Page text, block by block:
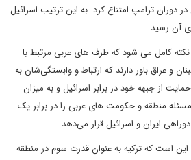
دوران ترامپ امتناع کرد. به این ترتیب اسرائیل
آن رسید.
نکته کامل می شود که طرف های عربی مرتبط با
و عراق باور دارند که ارتباط و وابستگی‌شان به
از جبهه خود در برابر اسرائیل و به میزان
مسئله منطقه و حکومت های عربی را در برابر یک
ایران و اسرائیل قرار می‌دهد.
است که ترکیه به عنوان قدرت سوم در منطقه